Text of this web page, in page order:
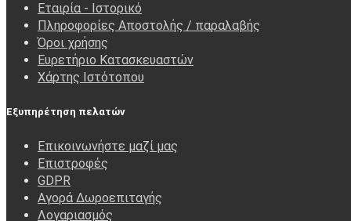
Εταιρία - Ιστορικό
Πληροφορίες Αποστολής / παραλαβής
Όροι χρήσης
Ευρετήριο Κατασκευαστών
Χάρτης Ιστότοπου
Εξυπηρέτηση πελατών
Επικοινωνήστε μαζί μας
Επιστροφές
GDPR
Αγορά Δωροεπιταγής
Λογαριασμός